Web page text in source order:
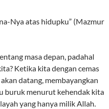
Nya atas hidupku” (Mazmur
masa depan, padahal
Ketika kita dengan cemas
datang, membayangkan
buruk menurut kehendak kita
yang hanya milik Allah.